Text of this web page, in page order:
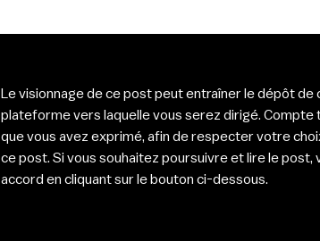
Le visionnage de ce post peut entraîner le dépôt de
plateforme vers laquelle vous serez dirigé. Compte
que vous avez exprimé, afin de respecter votre
ce post. Si vous souhaitez poursuivre et lire le
accord en cliquant sur le bouton ci-dessous.